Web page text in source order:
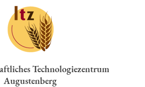
Technologiezentrum
Augustenberg